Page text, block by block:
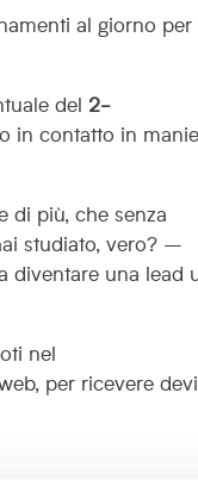
al giorno per
del 2-
in contatto in
di più, che senza
studiato, vero? –
diventare una lead
nel
per ricevere devi